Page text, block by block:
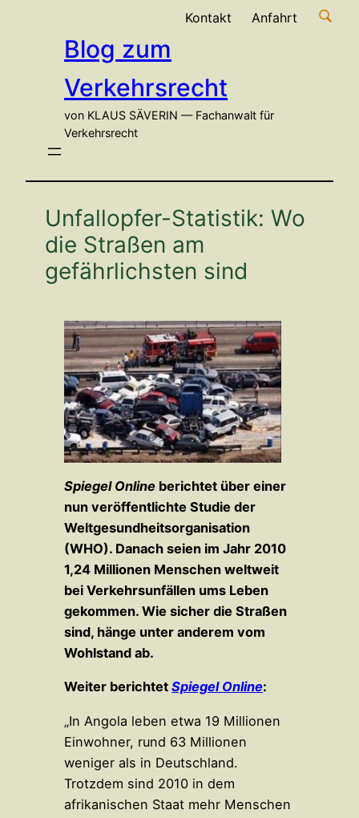
Kontakt Anfahrt
Blog zum
Verkehrsrecht
von KLAUS SÄVERIN — Fachanwalt für
Verkehrsrecht
Unfallopfer-Statistik: Wo
die Straßen am
gefährlichsten sind
Spiegel Online berichtet über einer
nun veröffentlichte Studie der
Weltgesundheitsorganisation
(WHO). Danach seien im Jahr 2010
1,24 Millionen Menschen weltweit
bei Verkehrsunfällen ums Leben
gekommen. Wie sicher die Straßen
sind, hänge unter anderem vom
Wohlstand ab.
Weiter berichtet Spiegel Online:
„In Angola leben etwa 19 Millionen
Einwohner, rund 63 Millionen
weniger als in Deutschland.
Trotzdem sind 2010 in dem
afrikanischen Staat mehr Menschen